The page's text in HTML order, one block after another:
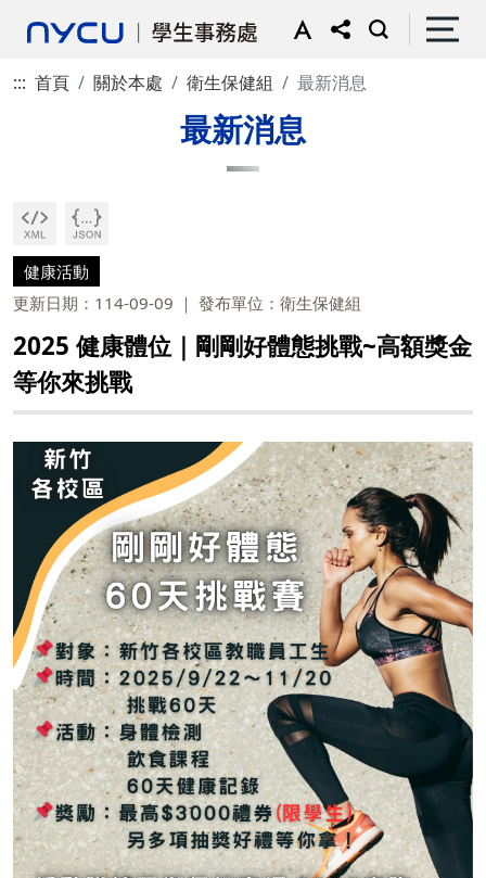
::: 首頁 關於本處 衛生保健組 最新消息
最新消息
健康活動
更新日期：114-09-09
發布單位：衛生保健組
2025 健康體位｜剛剛好體態挑戰~高額獎金
等你來挑戰